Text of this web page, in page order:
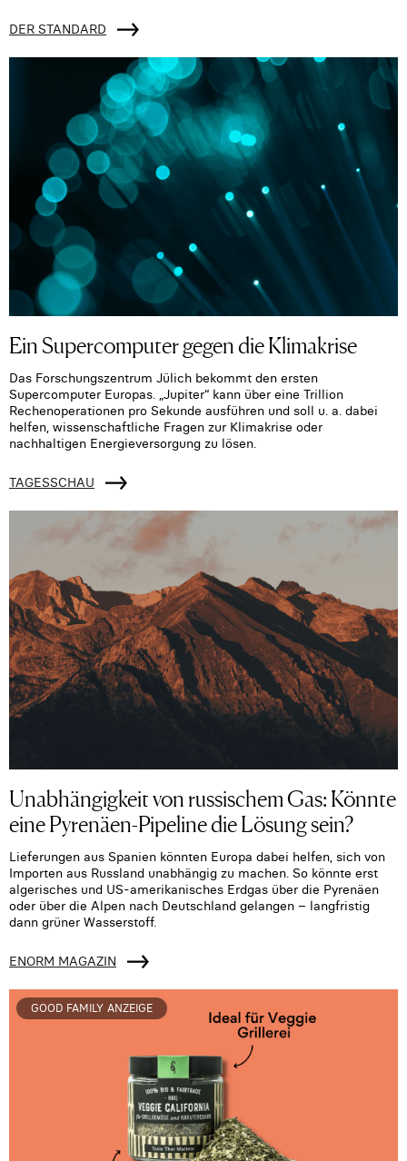
DER STANDARD
Ein Supercomputer gegen die Klimakrise
Das Forschungszentrum Jülich bekommt den ersten
Supercomputer Europas. „Jupiter“ kann über eine Trillion
Rechenoperationen pro Sekunde ausführen und soll u. a. dabei
helfen, wissenschaftliche Fragen zur Klimakrise oder
nachhaltigen Energieversorgung zu lösen.
TAGESSCHAU
Unabhängigkeit von russischem Gas: Könnte
eine Pyrenäen-Pipeline die Lösung sein?
Lieferungen aus Spanien könnten Europa dabei helfen, sich von
Importen aus Russland unabhängig zu machen. So könnte erst
algerisches und US-amerikanisches Erdgas über die Pyrenäen
oder über die Alpen nach Deutschland gelangen – langfristig
dann grüner Wasserstoff.
ENORM MAGAZIN
GOOD FAMILY ANZEIGE